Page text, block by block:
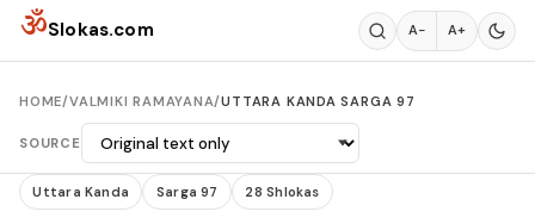
Skip to content
ॐSlokas.com A− A+
HOME/VALMIKI RAMAYANA/UTTARA KANDA SARGA 97
SOURCE
Uttara Kanda Sarga 97 28 Shlokas